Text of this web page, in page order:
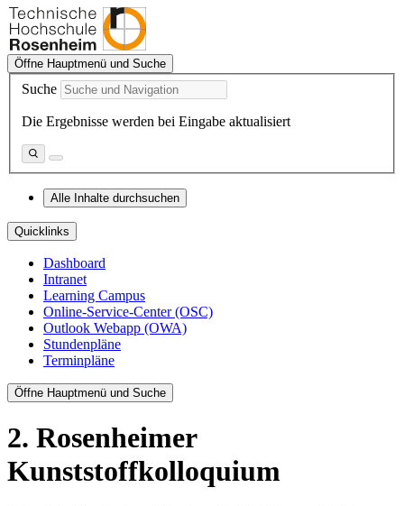
Öffne Hauptmenü und Suche
Suche
Die Ergebnisse werden bei Eingabe aktualisiert
Alle Inhalte durchsuchen
Quicklinks
Dashboard
Intranet
Learning Campus
Online-Service-Center (OSC)
Outlook Webapp (OWA)
Stundenpläne
Terminpläne
Öffne Hauptmenü und Suche
2. Rosenheimer
Kunststoffkolloquium